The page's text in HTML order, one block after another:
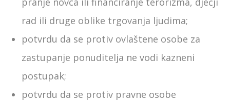
rad ili druge oblike trgovanja ljudima;
potvrdu da se protiv ovlaštene osobe za
zastupanje ponuditelja ne vodi kazneni
postupak;
potvrdu da se protiv pravne osobe